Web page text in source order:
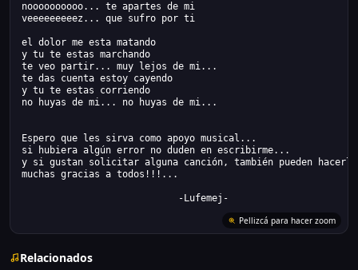
noooooooooo... te apartes de mi
veeeeeeeeez... que sufro por ti
el dolor me esta matando
y tu te estas marchando
te veo partir... muy lejos de mi...
te das cuenta estoy cayendo
y tu te estas corriendo
no huyas de mi... no huyas de mi...
Espero que les sirva como apoyo musical...
si hubiera algún error no duden en escribirme...
y si gustan solicitar alguna canción, también pueden
muchas gracias a todos!!!...
-Lufemej-
Relacionados